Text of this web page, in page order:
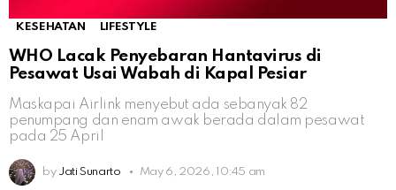
KESEHATAN LIFESTYLE
WHO Lacak Penyebaran Hantavirus di
Pesawat Usai Wabah di Kapal Pesiar
Maskapai Airlink menyebut ada sebanyak 82
penumpang dan enam awak berada dalam pesawat
pada 25 April
by Jati Sunarto May 6, 2026, 10:45 am